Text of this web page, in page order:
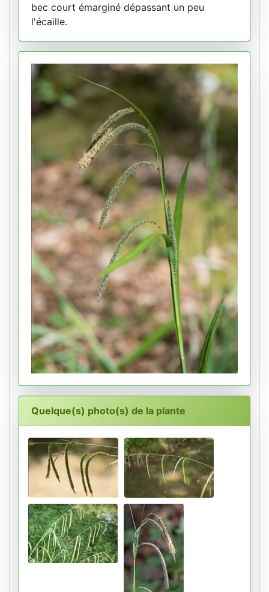
bec court émarginé dépassant un peu
l'écaille.
Quelque(s) photo(s) de la plante